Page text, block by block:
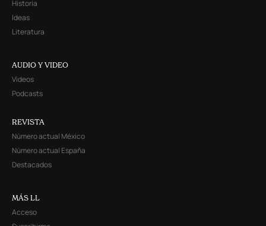
Historia
Ideas
Literatura
AUDIO Y VIDEO
Videos
Podcasts
REVISTA
Número actual México
Número actual España
Destacados
MÁS LL
Acceso